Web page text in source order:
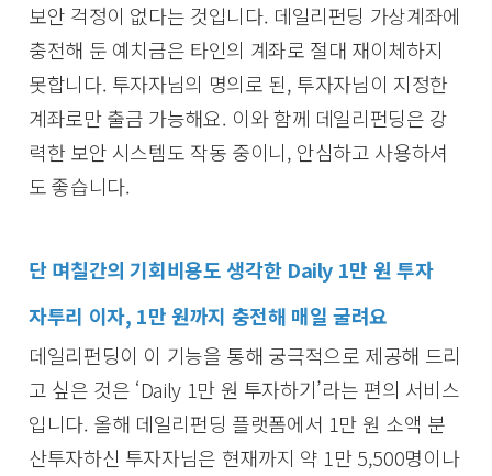
보안 걱정이 없다는 것입니다. 데일리펀딩 가상계좌에
충전해 둔 예치금은 타인의 계좌로 절대 재이체하지
못합니다. 투자자님의 명의로 된, 투자자님이 지정한
계좌로만 출금 가능해요. 이와 함께 데일리펀딩은 강
력한 보안 시스템도 작동 중이니, 안심하고 사용하셔
도 좋습니다.
단 며칠간의 기회비용도 생각한 Daily 1만 원 투자
자투리 이자, 1만 원까지 충전해 매일 굴려요
데일리펀딩이 이 기능을 통해 궁극적으로 제공해 드리
고 싶은 것은 ‘Daily 1만 원 투자하기’라는 편의 서비스
입니다. 올해 데일리펀딩 플랫폼에서 1만 원 소액 분
산투자하신 투자자님은 현재까지 약 1만 5,500명이나